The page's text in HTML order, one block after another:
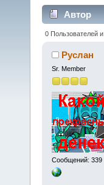
Автор
0 Пользователей
Руслан
Sr. Member
Сообщений: 339